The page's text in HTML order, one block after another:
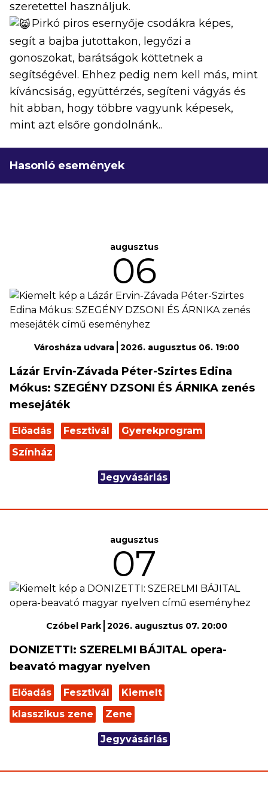
szeretettel használjuk.
Pirkó piros esernyője csodákra képes,
segít a bajba jutottakon, legyőzi a
gonoszokat, barátságok köttetnek a
segítségével. Ehhez pedig nem kell más, mint
kíváncsiság, együttérzés, segíteni vágyás és
hit abban, hogy többre vagyunk képesek,
mint azt elsőre gondolnánk..
Hasonló események
augusztus
06
Városháza udvara 2026. augusztus 06. 19:00
Lázár Ervin-Závada Péter-Szirtes Edina
Mókus: SZEGÉNY DZSONI ÉS ÁRNIKA zenés
mesejáték
Előadás Fesztivál
Gyerekprogram
Színház
Jegyvásárlás
augusztus
07
Czóbel Park 2026. augusztus 07. 20:00
DONIZETTI: SZERELMI BÁJITAL opera-
beavató magyar nyelven
Előadás Fesztivál
Kiemelt
klasszikus zene
Zene
Jegyvásárlás